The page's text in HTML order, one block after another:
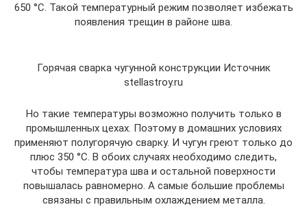
650 °C. Такой температурный режим позволяет избежать
появления трещин в районе шва.
Горячая сварка чугунной конструкции Источник
stellastroy.ru
Но такие температуры возможно получить только в
промышленных цехах. Поэтому в домашних условиях
применяют полугорячую сварку. И чугун греют только до
плюс 350 °C. В обоих случаях необходимо следить,
чтобы температура шва и остальной поверхности
повышалась равномерно. А самые большие проблемы
связаны с правильным охлаждением металла.